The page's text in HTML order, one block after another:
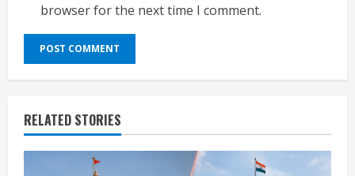
browser for the next time I comment.
RELATED STORIES